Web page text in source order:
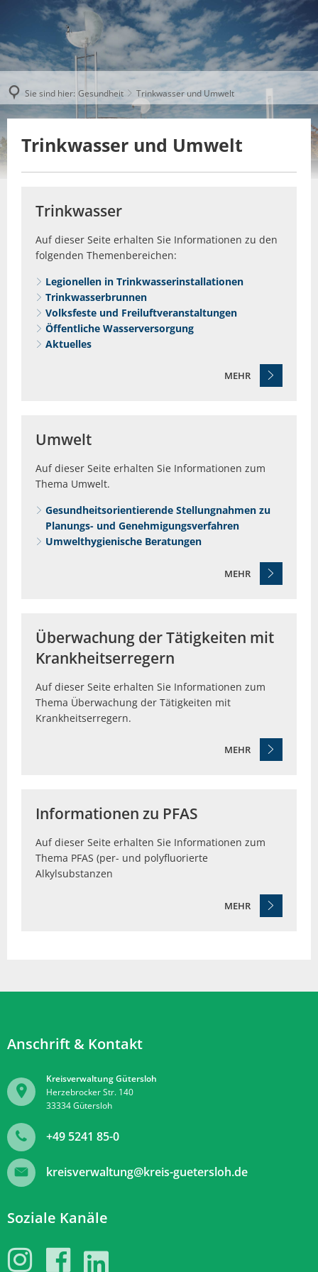
Sie sind hier: Gesundheit Trinkwasser und Umwelt
Trinkwasser und Umwelt
Trinkwasser
Auf dieser Seite erhalten Sie Informationen zu den
folgenden Themenbereichen:
Legionellen in Trinkwasserinstallationen
Trinkwasserbrunnen
Volksfeste und Freiluftveranstaltungen
Öffentliche Wasserversorgung
Aktuelles
MEHR
Umwelt
Auf dieser Seite erhalten Sie Informationen zum
Thema Umwelt.
Gesundheitsorientierende Stellungnahmen zu
Planungs- und Genehmigungsverfahren
Umwelthygienische Beratungen
MEHR
Überwachung der Tätigkeiten mit
Krankheitserregern
Auf dieser Seite erhalten Sie Informationen zum
Thema Überwachung der Tätigkeiten mit
Krankheitserregern.
MEHR
Informationen zu PFAS
Auf dieser Seite erhalten Sie Informationen zum
Thema PFAS (per- und polyfluorierte
Alkylsubstanzen
MEHR
Anschrift & Kontakt
Kreisverwaltung Gütersloh
Herzebrocker Str. 140
33334Gütersloh
+49 5241 85-0
kreisverwaltung@kreis-guetersloh.de
Soziale Kanäle